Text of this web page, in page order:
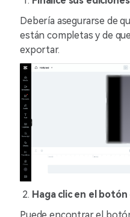
Debería asegurarse de
están completas y de
exportar.
Haga clic en el